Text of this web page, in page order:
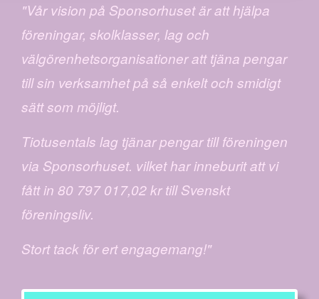
"Vår vision på Sponsorhuset är att hjälpa
föreningar, skolklasser, lag och
välgörenhetsorganisationer att tjäna pengar
till sin verksamhet på så enkelt och smidigt
sätt som möjligt.
Tiotusentals lag tjänar pengar till föreningen
via Sponsorhuset. vilket har inneburit att vi
fått in 80 797 017,02 kr till Svenskt
föreningsliv.
Stort tack för ert engagemang!"